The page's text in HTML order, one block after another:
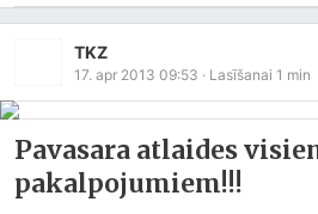
TKZ
17. apr 2013 09:53 · Lasīšanai 1 min
Pavasara atlaides
pakalpojumiem!!!